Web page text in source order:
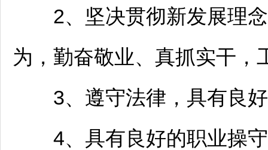
2、坚决贯彻新发展理念
为，勤奋敬业、真抓实干，
3、遵守法律，具有良好
4、具有良好的职业操守